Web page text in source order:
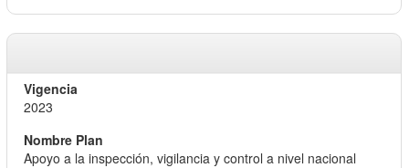
2023
Apoyo a la inspección, vigilancia y control a nivel nacional